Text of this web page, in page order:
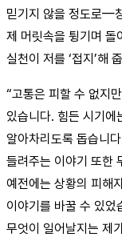
믿기지 않을 정도로—
제 머릿속을 튕기며
실천이 저를 ‘접지’해
“고통은 피할 수 없지
있습니다. 힘든 시기
알아차리도록 돕습니
들려주는 이야기 또한
예전에는 상황의 피해
이야기를 바꿀 수 있었
무엇이 일어날지는 제